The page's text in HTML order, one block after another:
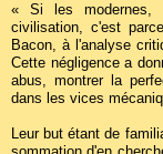
« Si les modernes,
civilisation, c'est
Bacon, à l'analyse
Cette négligence a
abus, montrer la
dans les vices
Leur but étant de